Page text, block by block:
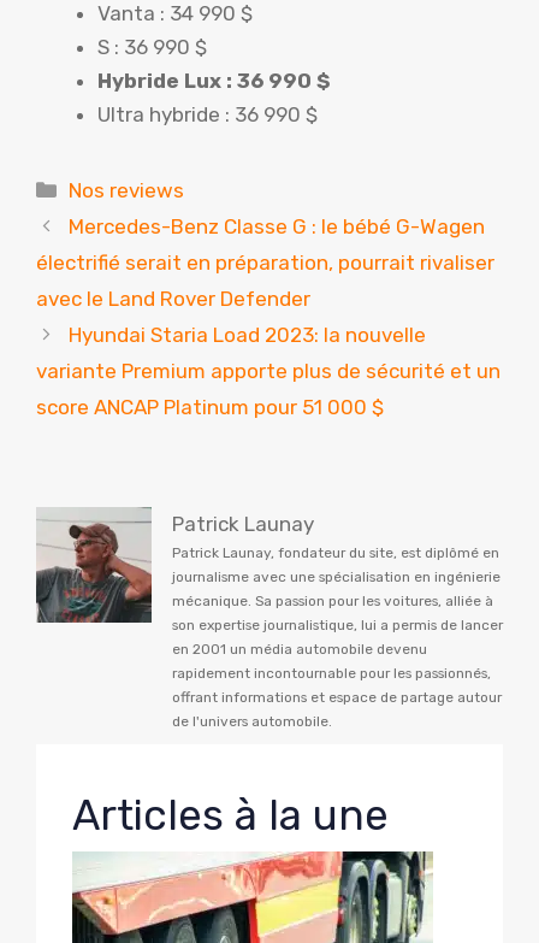
Vanta : 34 990 $
S : 36 990 $
Hybride Lux : 36 990 $
Ultra hybride : 36 990 $
Catégories
Nos reviews
Mercedes-Benz Classe G : le bébé G-Wagen
électrifié serait en préparation, pourrait rivaliser
avec le Land Rover Defender
Hyundai Staria Load 2023: la nouvelle
variante Premium apporte plus de sécurité et un
score ANCAP Platinum pour 51 000 $
Patrick Launay
Patrick Launay, fondateur du site, est diplômé en
journalisme avec une spécialisation en ingénierie
mécanique. Sa passion pour les voitures, alliée à
son expertise journalistique, lui a permis de lancer
en 2001 un média automobile devenu
rapidement incontournable pour les passionnés,
offrant informations et espace de partage autour
de l'univers automobile.
Articles à la une